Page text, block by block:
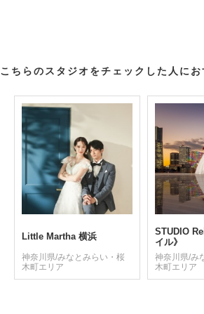
こちらのスタジオをチェックした人に
Little Martha 横浜
神奈川県/みなとみらい・桜
木町エリア
STUDIO
イル》
神奈川県/み
木町エリア